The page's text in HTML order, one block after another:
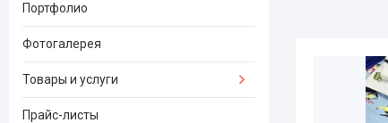
Портфолио
Фотогалерея
Товары и услуги
Прайс-листы